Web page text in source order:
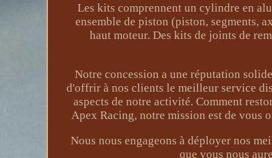
Les kits comprennent un cylindre en
ensemble de piston (piston, segments,
haut moteur. Des kits de joints de
Notre concession a une réputation
d'offrir à nos clients le meilleur service
aspects de notre activité. Comment
Apex Racing, notre mission est de vous
Nous nous engageons à déployer nos
que vous nous